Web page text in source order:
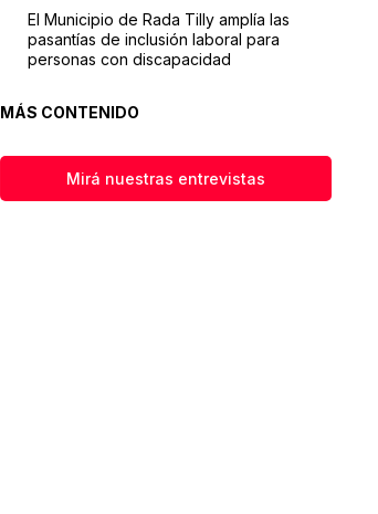
El Municipio de Rada Tilly amplía las
pasantías de inclusión laboral para
personas con discapacidad
MÁS CONTENIDO
Mirá nuestras entrevistas